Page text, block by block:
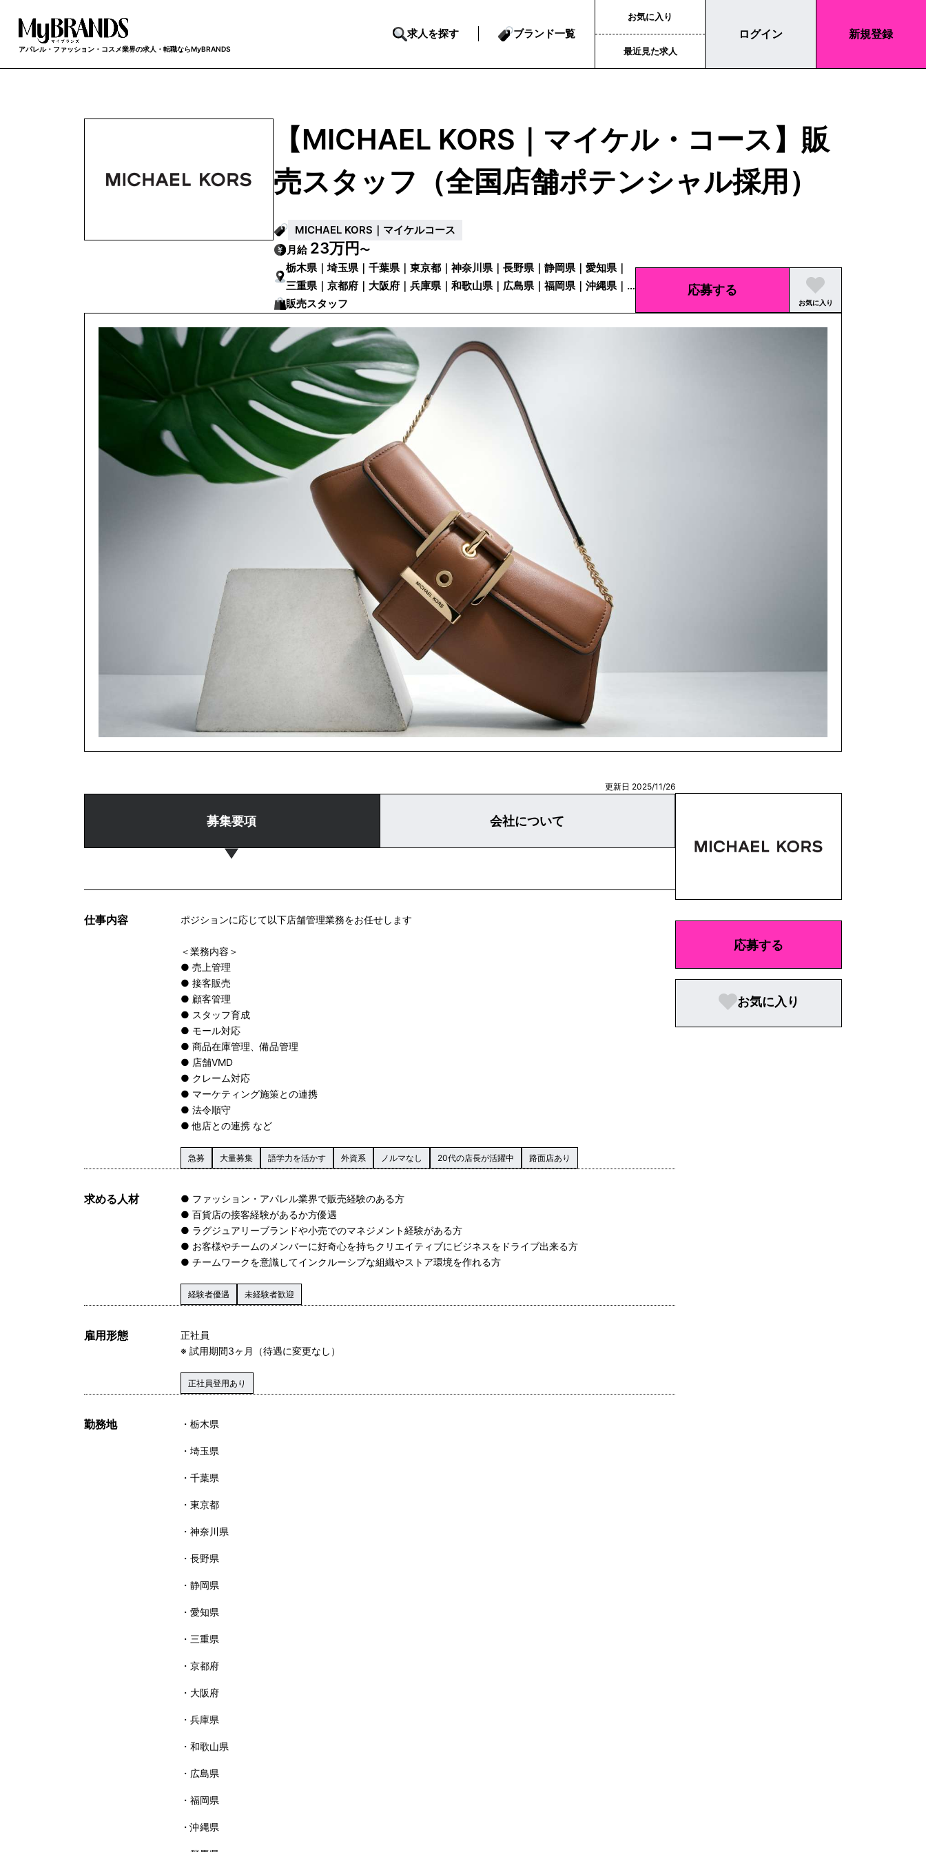
アパレル・ファッション・コスメ業界の求人・転職ならMyBRANDS
求人を探す ブランド一覧
お気に入り
最近見た求人
ログイン 新規登録
【MICHAEL KORS｜マイケル・コース】販
売スタッフ（全国店舗ポテンシャル採用）
MICHAEL KORS｜マイケルコース
月給 23万円〜
栃木県｜埼玉県｜千葉県｜東京都｜神奈川県｜長野県｜静岡県｜愛知県｜
三重県｜京都府｜大阪府｜兵庫県｜和歌山県｜広島県｜福岡県｜沖縄県｜
群馬県｜富山県｜滋賀県｜愛媛県｜岡山県
販売スタッフ
応募する
お気に入り
更新日 2025/11/26
募集要項 会社について
仕事内容 ポジションに応じて以下店舗管理業務をお任せします
＜業務内容＞
● 売上管理
● 接客販売
● 顧客管理
● スタッフ育成
● モール対応
● 商品在庫管理、備品管理
● 店舗VMD
● クレーム対応
● マーケティング施策との連携
● 法令順守
● 他店との連携 など
急募 大量募集 語学力を活かす 外資系 ノルマなし 20代の店長が活躍中 路面店あり
求める人材
● ファッション・アパレル業界で販売経験のある方
● 百貨店の接客経験があるか方優遇
● ラグジュアリーブランドや小売でのマネジメント経験がある方
● お客様やチームのメンバーに好奇心を持ちクリエイティブにビジネスをドライブ出来る方
● チームワークを意識してインクルーシブな組織やストア環境を作れる方
経験者優遇 未経験者歓迎
雇用形態
正社員
※ 試用期間3ヶ月（待遇に変更なし）
正社員登用あり
勤務地 栃木県
埼玉県
千葉県
東京都
神奈川県
長野県
静岡県
愛知県
三重県
京都府
大阪府
兵庫県
和歌山県
広島県
福岡県
沖縄県
応募する
お気に入り